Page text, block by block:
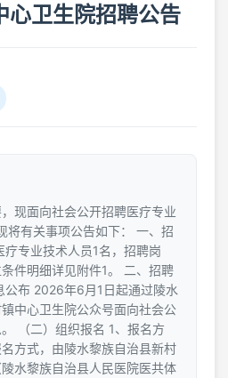
心卫生院招聘公告
现面向社会公开招聘医疗专业
将有关事项公告如下： 一、招
疗专业技术人员1名，招聘岗
件明细详见附件1。 二、招聘
公布 2026年6月1日起通过陵水
中心卫生院公众号面向社会公
（二）组织报名 1、报名方
方式，由陵水黎族自治县新村
水黎族自治县人民医院医共体